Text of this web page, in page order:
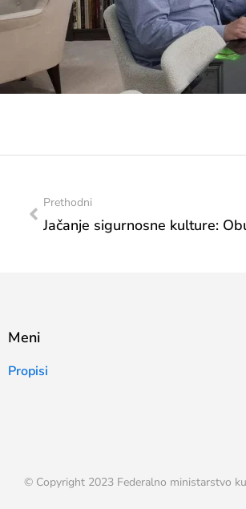
Prethodni
Meni
Propisi
© Copyright 2023 Federalno ministarstvo